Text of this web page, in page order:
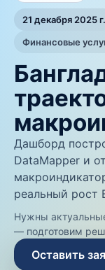
21 декабря 2025 г.
Финансовые
Дашборд
DataMapper и
реальный рост
Нужны
— подготовим
Оставить